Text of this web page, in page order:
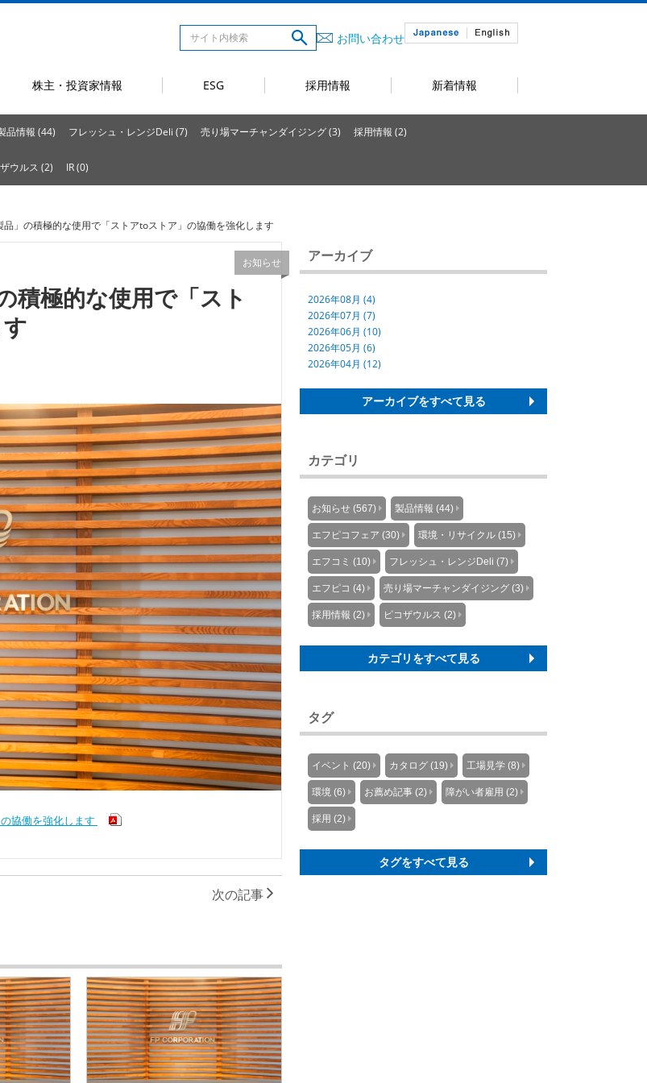
お問い合わせ
株主・投資家情報 ESG 採用情報 新着情報
品情報 (44) フレッシュ・レンジDeli (7) 売り場マーチャンダイジング (3) 採用情報 (2)
ウルス (2) IR (0)
」の積極的な使用で「ストアtoストア」の協働を強化します
お知らせ
積極的な使用で「スト
協働を強化します
次の記事
アーカイブ
2026年08月 (4)
2026年07月 (7)
2026年06月 (10)
2026年05月 (6)
2026年04月 (12)
アーカイブをすべて見る
カテゴリ
お知らせ (567) 製品情報 (44)
エフピコフェア (30) 環境・リサイクル (15)
エフコミ (10) フレッシュ・レンジDeli (7)
エフピコ (4) 売り場マーチャンダイジング (3)
採用情報 (2) ピコザウルス (2)
カテゴリをすべて見る
タグ
イベント (20) カタログ (19) 工場見学 (8)
環境 (6) お薦め記事 (2) 障がい者雇用 (2)
採用 (2)
タグをすべて見る